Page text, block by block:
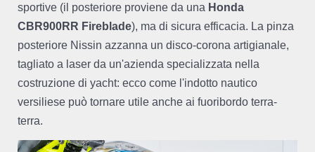
sportive (il posteriore proviene da una Honda
CBR900RR Fireblade), ma di sicura efficacia. La pinza
posteriore Nissin azzanna un disco-corona artigianale,
tagliato a laser da un'azienda specializzata nella
costruzione di yacht: ecco come l'indotto nautico
versiliese può tornare utile anche ai fuoribordo terra-
terra.